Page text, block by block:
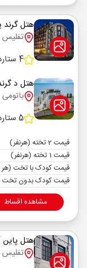
هتل
تفلیس
4 ستاره
هتل د
باتومی
5 ستاره
قیمت 2 تخته (هرنفر)
قیمت 1 تخته (هرنفر)
قیمت کودک با تخت (هر
قیمت کودک بدون تخت
مشاهده اقساط
هتل پاین
تفلیس